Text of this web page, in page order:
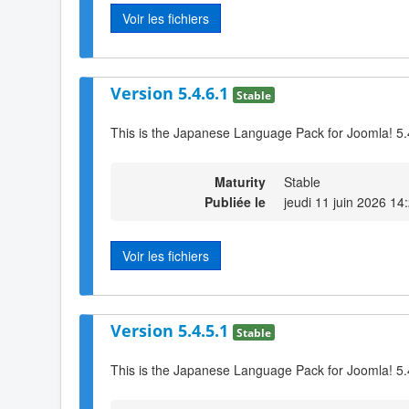
Voir les fichiers
Version 5.4.6.1 Stable
This is the Japanese Language Pack for Joomla!
Maturity
Stable
Publiée le
jeudi 11 juin 2026
Voir les fichiers
Version 5.4.5.1 Stable
This is the Japanese Language Pack for Joomla!